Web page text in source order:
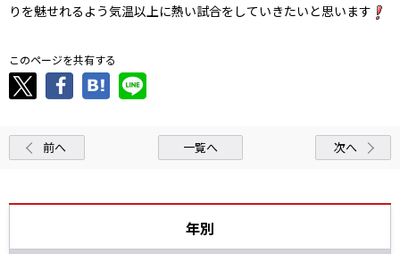
りを魅せれるよう気温以上に熱い試合をしていきたいと思います
このページを共有する
前へ 一覧へ 次へ
年別